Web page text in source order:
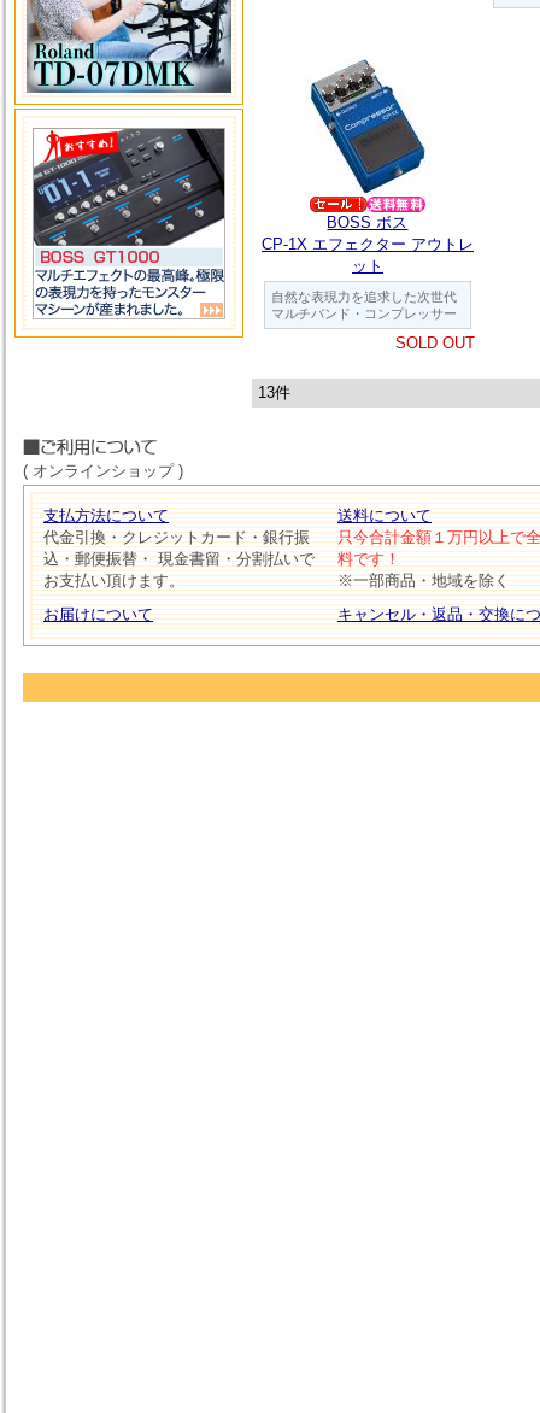
BOSS ボス
CP-1X エフェクター アウトレ
ット
自然な表現力を追求した次世代
マルチバンド・コンプレッサー
SOLD OUT
13件
( オンラインショップ )
支払方法について
代金引換・クレジットカード・銀行振
込・郵便振替・ 現金書留・分割払いで
お支払い頂けます。
お届けについて
送料について
只今合計金額１万円以上で
料です！
※一部商品・地域を除く
キャンセル・返品・交換に